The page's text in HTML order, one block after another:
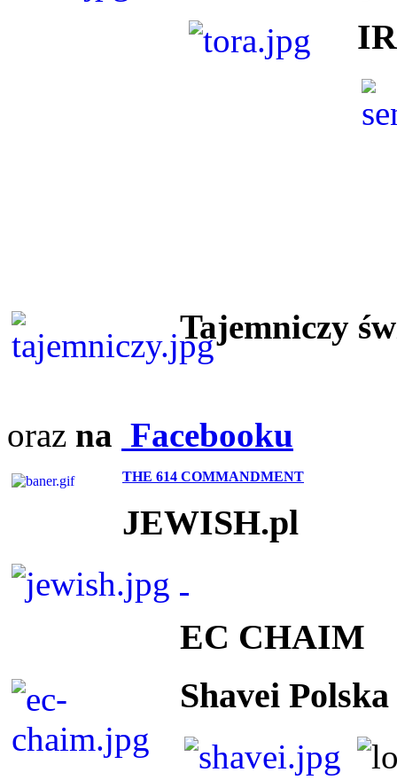
Tajemniczy
oraz na Facebooku
THE 614 COMMANDMENT
JEWISH.pl
EC CHAIM
Shavei Polska